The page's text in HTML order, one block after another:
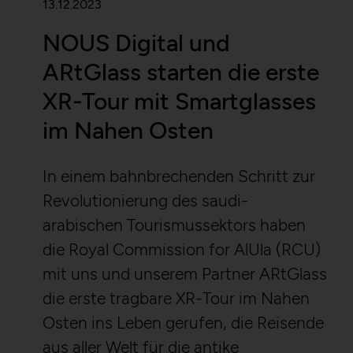
13.12.2023
NOUS Digital und
ARtGlass starten die erste
XR-Tour mit Smartglasses
im Nahen Osten
In einem bahnbrechenden Schritt zur
Revolutionierung des saudi-
arabischen Tourismussektors haben
die Royal Commission for AlUla (RCU)
mit uns und unserem Partner ARtGlass
die erste tragbare XR-Tour im Nahen
Osten ins Leben gerufen, die Reisende
aus aller Welt für die antike
Third party:
No